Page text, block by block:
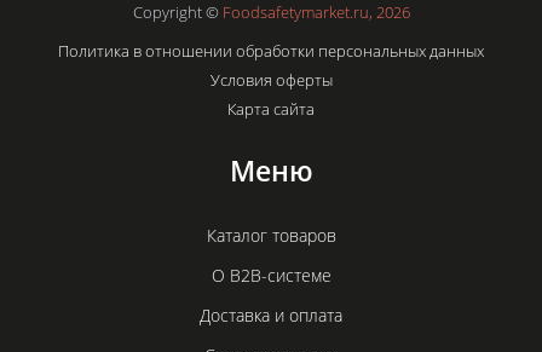
Copyright © Foodsafetymarket.ru, 2026
Политика в отношении обработки персональных данных
Условия оферты
Карта сайта
Меню
Каталог товаров
О B2B-системе
Доставка и оплата